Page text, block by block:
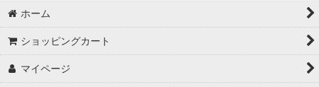
ホーム
ショッピングカート
マイページ